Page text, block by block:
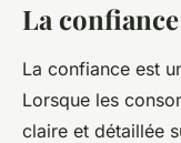
La
La confiance est
Lorsque les
claire et détaillée